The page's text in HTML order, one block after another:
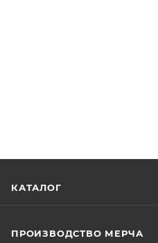
КАТАЛОГ
ПРОИЗВОДСТВО МЕРЧА